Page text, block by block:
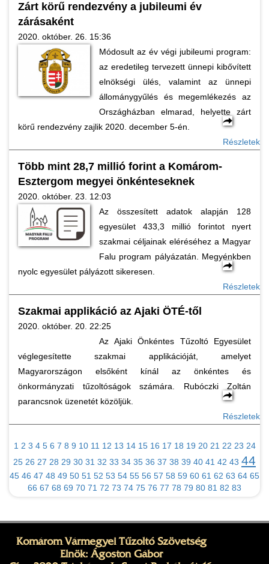
Zárt körű rendezvény a jubileumi év
zárásaként
2020. október. 26. 15:36
Módosult az év végi jubileumi program:
az eredetileg tervezett ünnepi kibővített
elnökségi ülés, valamint az ünnepi
állománygyűlés és megemlékezés az
Országházban elmarad, helyette zárt
körű rendezvény zajlik 2020. december 5-én.
Részletek
Több mint 28,7 millió forint a Komárom-
Esztergom megyei önkénteseknek
2020. október. 23. 12:03
Az összesített adatok alapján 128
egyesület 433,3 millió forintot nyert
szakmai céljainak eléréséhez a Magyar
Falu program pályázatán. Megyénkben
nyolc egyesület pályázott sikeresen.
Részletek
Szakmai applikáció az Ajaki ÖTÉ-től
2020. október. 20. 22:25
Az Ajaki Önkéntes Tűzoltó Egyesület
véglegesítette szakmai applikációját, amelyet
Magyarországon elsőként kínál az önkéntes és
önkormányzati tűzoltóságok számára. Rubóczki Zoltán
parancsnok üzenetét közöljük.
Részletek
1 2 3 4 5 6 7 8 9 10 11 12 13 14 15 16 17 18 19 20 21 22 23 24
25 26 27 28 29 30 31 32 33 34 35 36 37 38 39 40 41 42 43 44
45 46 47 48 49 50 51 52 53 54 55 56 57 58 59 60 61 62 63 64 65
66 67 68 69 70 71 72 73 74 75 76 77 78 79 80 81 82 83
Komárom Vármegyei Tűzoltó Szövetség
Elnök: Ágoston Gábor